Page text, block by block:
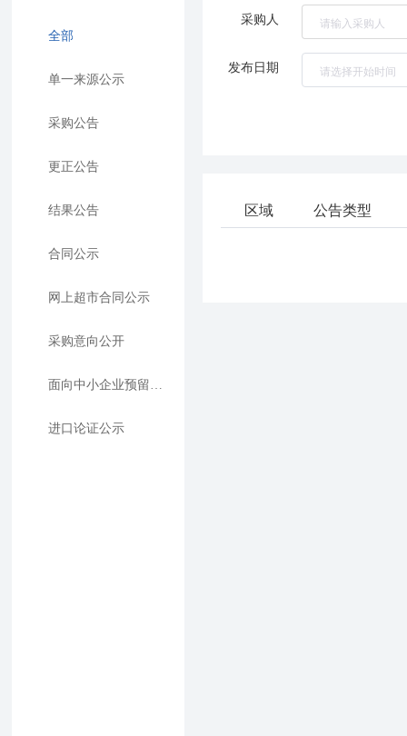
全部
单一来源公示
采购公告
更正公告
结果公告
合同公示
网上超市合同公示
采购意向公开
面向中小企业预留项目执行情况公告
进口论证公示
采购人
发布日期
区域 公告类型